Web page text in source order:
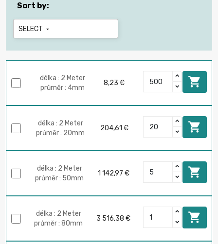
Sort by:
SELECT 
délka : 2 Meter
průměr : 4mm
8,23 € 
délka : 2 Meter
průměr : 20mm
204,61 € 
délka : 2 Meter
průměr : 50mm
1 142,97 € 
délka : 2 Meter
průměr : 80mm
3 516,38 € 